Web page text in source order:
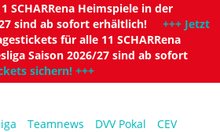
Heimspiele in der
27 sind ab sofort erhältlich! +++ Jetzt
für alle 11 SCHARRena
Saison 2026/27 sind ab sofort
sichern! +++
Teamnews DVV Pokal CEV